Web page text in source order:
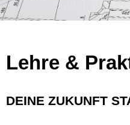
Lehre &
DEINE ZUKUNFT